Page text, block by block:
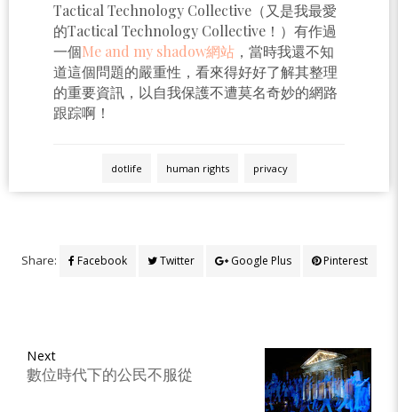
Tactical Technology Collective（又是我最愛
的Tactical Technology Collective！）有作過
一個Me and my shadow網站 ，當時我還不知
道這個問題的嚴重性，看來得好好了解其整理
的重要資訊，以自我保護不遭莫名奇妙的網路
跟踪啊！
dotlife human rights privacy
Share: Facebook Twitter Google Plus Pinterest
Next
數位時代下的公民不服從